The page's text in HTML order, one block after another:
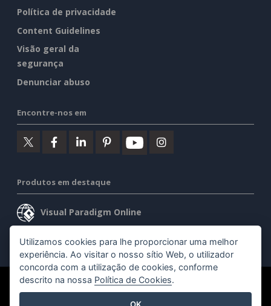
Política de privacidade
Content Guidelines
Visão geral da
segurança
Denunciar abuso
Encontre-nos em
Produtos em destaque
Visual Paradigm Online
Visual Paradigm Desktop
©2026 by Visual Paradigm. Todos os direitos reservados.
Utilizamos cookies para lhe proporcionar uma melhor
experiência. Ao visitar o nosso sítio Web, o utilizador
concorda com a utilização de cookies, conforme
descrito na nossa Política de Cookies.